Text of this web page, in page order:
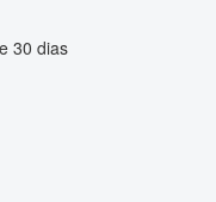
30 dias